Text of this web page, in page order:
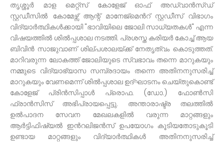
തൃശ്ശൂർ മാള മെറ്റ്സ് കോളേജ് ഓഫ് അഡ്വാൻസ്ഡ്
സ്റ്റഡീസിൽ കോമേഴ്സ് ആന്റ് മാനേജ്മെൻറ് സ്റ്റഡീസ് വിഭാഗം
വിദ്യാർത്ഥികൾക്കായി "ഭാവിയിലെ ജോലി സാധ്യതകൾ" എന്ന
വിഷയത്തിൽ ശിൽപ്പശാല നടത്തി. പ്രശസ്ത കരിയർ കോച്ച് ആയ
ബിവിൻ സാജുവാണ് ശില്പശാലയ്ക്ക് നേതൃത്വം കൊടുത്തത്.
മാറിവരുന്ന ലോകത്ത് ജോലിയുടെ സ്വഭാവം തന്നെ മാറുകയും
നമ്മുടെ വിദ്യാഭ്യാസ സമ്പ്രദായം തന്നെ അതിനനുസരിച്ച്
മാറുകയും വേണമെന്ന് ശിൽപ്പശാല ഉദ്ഘാടനം ചെയ്തുകൊണ്ട്
കോളേജ് പ്രിൻസിപ്പാൾ പ്രൊഫ. (ഡോ.) ഫോൺസി
ഫ്രാൻസിസ് അഭിപ്രായപ്പെട്ടു. അന്താരാഷ്ട്ര തലത്തിൽ
ഉൽപാദന സേവന മേഖലകളിൽ വരുന്ന മാറ്റങ്ങളും
ആർട്ടിഫിഷ്യൽ ഇൻറലിജൻസ് ഉപയോഗം കൂടിയതോടുകൂടി
ഉണ്ടായ മാറ്റങ്ങളും വിദ്യാർത്ഥികൾ അതിനനുസരിച്ച്